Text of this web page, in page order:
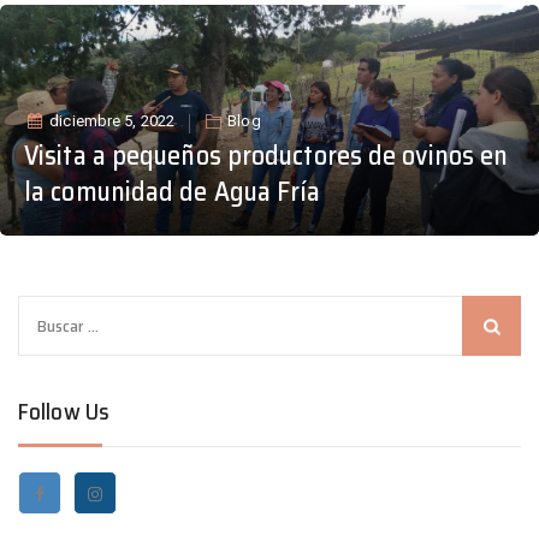
diciembre 5, 2022 Blog
Visita a pequeños productores de ovinos en
la comunidad de Agua Fría
c
Follow Us